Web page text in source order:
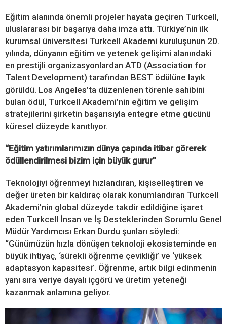
Eğitim alanında önemli projeler hayata geçiren Turkcell,
uluslararası bir başarıya daha imza attı. Türkiye’nin ilk
kurumsal üniversitesi Turkcell Akademi kuruluşunun 20.
yılında, dünyanın eğitim ve yetenek gelişimi alanındaki
en prestijli organizasyonlardan ATD (Association for
Talent Development) tarafından BEST ödülüne layık
görüldü. Los Angeles’ta düzenlenen törenle sahibini
bulan ödül, Turkcell Akademi’nin eğitim ve gelişim
stratejilerini şirketin başarısıyla entegre etme gücünü
küresel düzeyde kanıtlıyor.
“Eğitim yatırımlarımızın dünya çapında itibar görerek
ödüllendirilmesi bizim için büyük gurur”
Teknolojiyi öğrenmeyi hızlandıran, kişiselleştiren ve
değer üreten bir kaldıraç olarak konumlandıran Turkcell
Akademi’nin global düzeyde takdir edildiğine işaret
eden Turkcell İnsan ve İş Desteklerinden Sorumlu Genel
Müdür Yardımcısı Erkan Durdu şunları söyledi:
“Günümüzün hızla dönüşen teknoloji ekosisteminde en
büyük ihtiyaç, ‘sürekli öğrenme çevikliği’ ve ‘yüksek
adaptasyon kapasitesi’. Öğrenme, artık bilgi edinmenin
yanı sıra veriye dayalı içgörü ve üretim yeteneği
kazanmak anlamına geliyor.